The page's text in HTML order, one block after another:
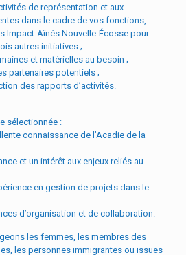
de représentation et aux
dans le cadre de vos fonctions,
Impact-Aînés Nouvelle-Écosse pour
autres initiatives ;
et matérielles au besoin ;
partenaires potentiels ;
des rapports d’activités.
sélectionnée :
connaissance de l’Acadie de la
et un intérêt aux enjeux reliés au
en gestion de projets dans le
d’organisation et de collaboration.
les femmes, les membres des
les personnes immigrantes ou issues